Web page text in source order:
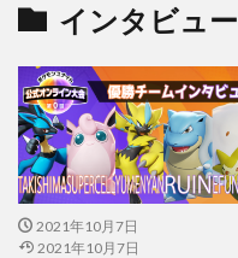
インタビュー
2021年10月7日
2021年10月7日